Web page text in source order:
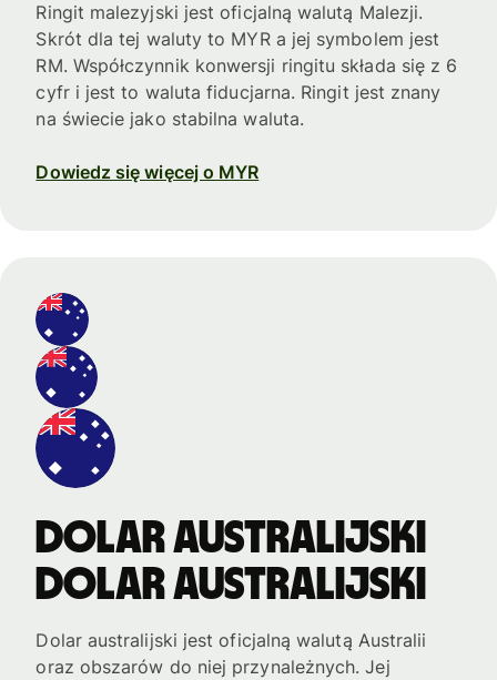
Ringit malezyjski jest oficjalną walutą Malezji.
Skrót dla tej waluty to MYR a jej symbolem jest
RM. Współczynnik konwersji ringitu składa się z 6
cyfr i jest to waluta fiducjarna. Ringit jest znany
na świecie jako stabilna waluta.
Dowiedz się więcej o MYR
Dolar australijski
Dolar australijski
Dolar australijski jest oficjalną walutą Australii
oraz obszarów do niej przynależnych. Jej